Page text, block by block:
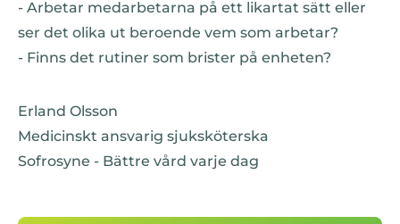
- Arbetar medarbetarna på ett likartat sätt eller
ser det olika ut beroende vem som arbetar?
- Finns det rutiner som brister på enheten?
Erland Olsson
Medicinskt ansvarig sjuksköterska
Sofrosyne - Bättre vård varje dag